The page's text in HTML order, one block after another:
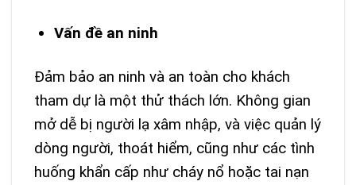
Vấn đề an ninh
Đảm bảo an ninh và an toàn cho khách
tham dự là một thử thách lớn. Không gian
mở dễ bị người lạ xâm nhập, và việc quản lý
dòng người, thoát hiểm, cũng như các tình
huống khẩn cấp như cháy nổ hoặc tai nạn